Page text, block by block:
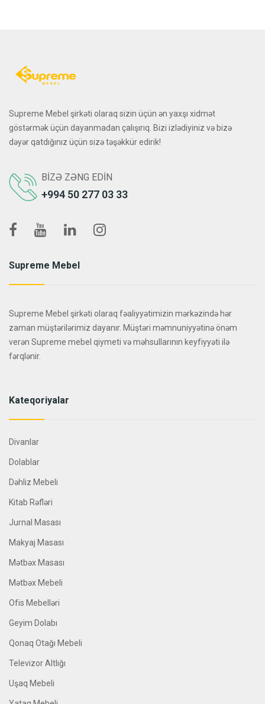
Supreme Mebel şirkəti olaraq sizin üçün ən yaxşı xidmət
göstərmək üçün dayanmadan çalışırıq. Bizi izlədiyiniz və bizə
dəyər qatdığınız üçün sizə təşəkkür edirik!
BIZƏ ZƏNG EDIN
+994 50 277 03 33
Supreme Mebel
Supreme Mebel şirkəti olaraq fəaliyyətimizin mərkəzində hər
zaman müştərilərimiz dayanır. Müştəri məmnuniyyətinə önəm
verən Supreme mebel qiymeti və məhsullarının keyfiyyəti ilə
fərqlənir.
Kateqoriyalar
Divanlar
Dolablar
Dəhliz Mebeli
Kitab Rəfləri
Jurnal Masası
Makyaj Masası
Mətbəx Masası
Mətbəx Mebeli
Ofis Mebelləri
Geyim Dolabı
Qonaq Otağı Mebeli
Televizor Altlığı
Uşaq Mebeli